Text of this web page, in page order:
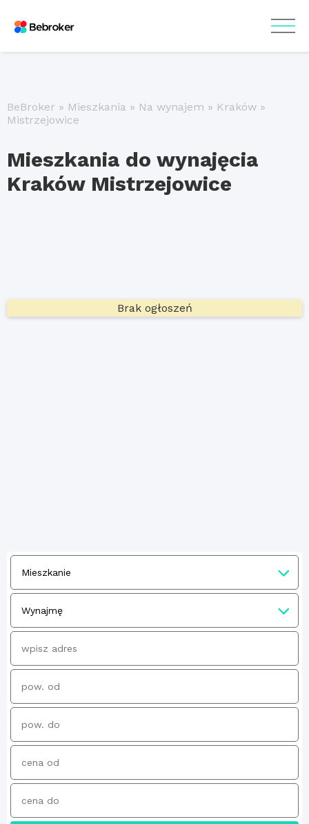
BeBroker » Mieszkania » Na wynajem » Kraków »
Mistrzejowice
Mieszkania do wynajęcia
Kraków Mistrzejowice
Brak ogłoszeń